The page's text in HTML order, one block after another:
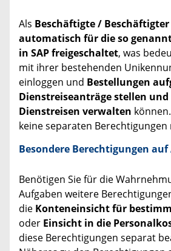
Als Beschäftigte / Beschäftigter
automatisch für die so
in SAP freigeschaltet, was
mit ihrer bestehenden
einloggen und Bestellungen
Dienstreiseanträge stellen und
Dienstreisen verwalten
keine separaten Berechtigungen
Besondere Berechtigungen
Benötigen Sie für die
Aufgaben weitere
die Konteneinsicht für
oder Einsicht in die
diese Berechtigungen separat